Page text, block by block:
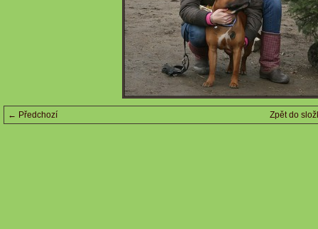
← Předchozí Zpět do